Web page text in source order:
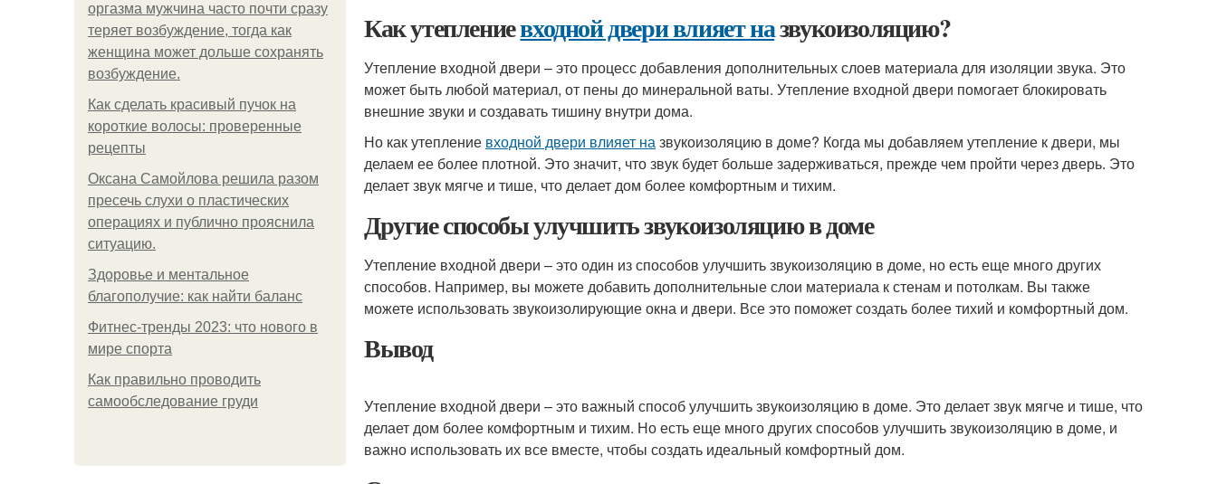
оргазма мужчина часто почти сразу
теряет возбуждение, тогда как
женщина может дольше сохранять
возбуждение.
Как сделать красивый пучок на
короткие волосы: проверенные
рецепты
Оксана Самойлова решила разом
пресечь слухи о пластических
операциях и публично прояснила
ситуацию.
Здоровье и ментальное
благополучие: как найти баланс
Фитнес-тренды 2023: что нового в
мире спорта
Как правильно проводить
самообследование груди
Как утеплениевходной двери влияет назвукоизоляцию?
Утепление входной двери – это процесс добавления дополнительных слоев материала для изоляции звука. Это
может быть любой материал, от пены до минеральной ваты. Утепление входной двери помогает блокировать
внешние звуки и создавать тишину внутри дома.
Но как утепление входной двери влияет назвукоизоляцию в доме? Когда мы добавляем утепление к двери, мы
делаем ее более плотной. Это значит, что звук будет больше задерживаться, прежде чем пройти через дверь. Это
делает звук мягче и тише, что делает дом более комфортным и тихим.
Другие способы улучшить звукоизоляцию в доме
Утепление входной двери – это один из способов улучшить звукоизоляцию в доме, но есть еще много других
способов. Например, вы можете добавить дополнительные слои материала к стенам и потолкам. Вы также
можете использовать звукоизолирующие окна и двери. Все это поможет создать более тихий и комфортный дом.
Вывод
Утепление входной двери – это важный способ улучшить звукоизоляцию в доме. Это делает звук мягче и тише, что
делает дом более комфортным и тихим. Но есть еще много других способов улучшить звукоизоляцию в доме, и
важно использовать их все вместе, чтобы создать идеальный комфортный дом.